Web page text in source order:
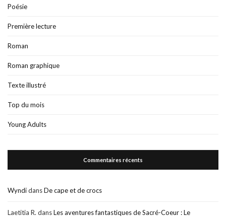
Poésie
Première lecture
Roman
Roman graphique
Texte illustré
Top du mois
Young Adults
Commentaires récents
WyndidansDe cape et de crocs
Laetitia R. dansLes aventures fantastiques de Sacré-Coeur : Le